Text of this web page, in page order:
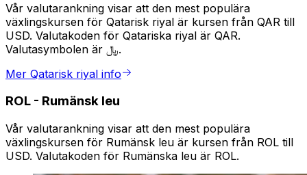
Vår valutarankning visar att den mest populära
växlingskursen för Qatarisk riyal är kursen från QAR till
USD. Valutakoden för Qatariska riyal är QAR.
Valutasymbolen är ﷼.
Mer Qatarisk riyal info
ROL - Rumänsk leu
Vår valutarankning visar att den mest populära
växlingskursen för Rumänsk leu är kursen från ROL till
USD. Valutakoden för Rumänska leu är ROL.